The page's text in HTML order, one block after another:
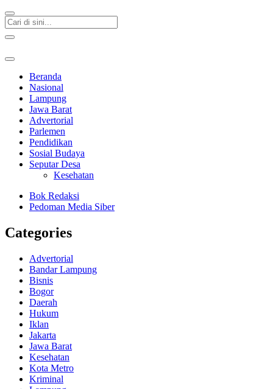
Beranda
Nasional
Lampung
Jawa Barat
Advertorial
Parlemen
Pendidikan
Sosial Budaya
Seputar Desa
Kesehatan
Bok Redaksi
Pedoman Media Siber
Categories
Advertorial
Bandar Lampung
Bisnis
Bogor
Daerah
Hukum
Iklan
Jakarta
Jawa Barat
Kesehatan
Kota Metro
Kriminal